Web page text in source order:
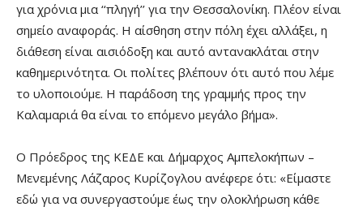
για χρόνια μια ‘‘πληγή’’ για την Θεσσαλονίκη. Πλέον είναι
σημείο αναφοράς. Η αίσθηση στην πόλη έχει αλλάξει, η
διάθεση είναι αισιόδοξη και αυτό αντανακλάται στην
καθημερινότητα. Οι πολίτες βλέπουν ότι αυτό που λέμε
το υλοποιούμε. Η παράδοση της γραμμής προς την
Καλαμαριά θα είναι το επόμενο μεγάλο βήμα».
Ο Πρόεδρος της ΚΕΔΕ και Δήμαρχος Αμπελοκήπων –
Μενεμένης Λάζαρος Κυρίζογλου ανέφερε ότι: «Είμαστε
εδώ για να συνεργαστούμε έως την ολοκλήρωση κάθε